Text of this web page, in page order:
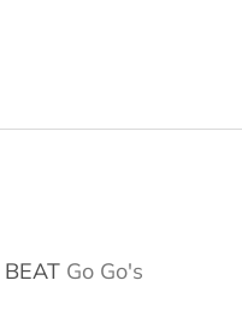
Go Go's
5 hvězdiček.